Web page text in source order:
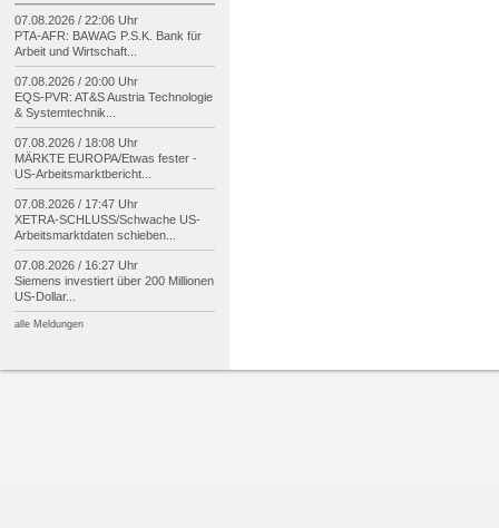
07.08.2026 / 22:06 Uhr
PTA-AFR: BAWAG P.S.K. Bank für
Arbeit und Wirtschaft...
07.08.2026 / 20:00 Uhr
EQS-PVR: AT&S Austria Technologie
& Systemtechnik...
07.08.2026 / 18:08 Uhr
MÄRKTE EUROPA/Etwas fester -
US-Arbeitsmarktbericht...
07.08.2026 / 17:47 Uhr
XETRA-SCHLUSS/Schwache US-
Arbeitsmarktdaten schieben...
07.08.2026 / 16:27 Uhr
Siemens investiert über 200 Millionen
US-Dollar...
alle Meldungen